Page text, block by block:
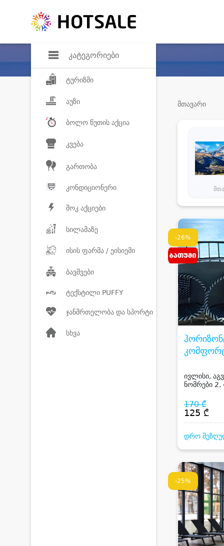
კატეგორიები
ტურიზმი
აუზი
ბოლო წუთის აქცია
კვება
გართობა
კონდიციონერი
შოკ აქციები
სილამაზე
ისის ფარმა / ეისიემი
ბავშვები
ტექსტილი PUFFY
ჯანმრთელობა და სპორტი
სხვა
მთავარი
მთა
-26%
BATUMI
ივლისი,
ნომრები 2,
ზღვის ხედით
170 ₾
125 ₾
დრო
-25%